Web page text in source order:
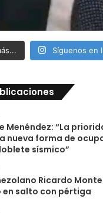
Síguenos en
Menéndez: “La
nueva forma de
sísmico”
Ricardo
en salto con pértiga